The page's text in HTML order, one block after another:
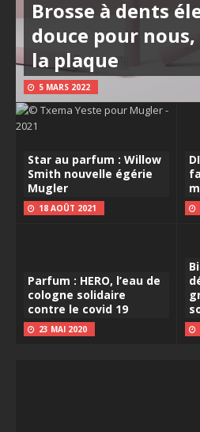
Brosse à dents
douce pour
la plaque
5 MARS 2022
Star au parfum : Willow
Smith nouvelle égérie
Mugler
18 AOÛT 2021
Parfum : HERO, l’eau de
cologne solidaire
contre le covid 19
23 MAI 2020